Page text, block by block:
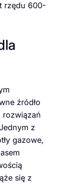
rzędu 600-
źródło
rozwiązań
z
gazowe,
się z